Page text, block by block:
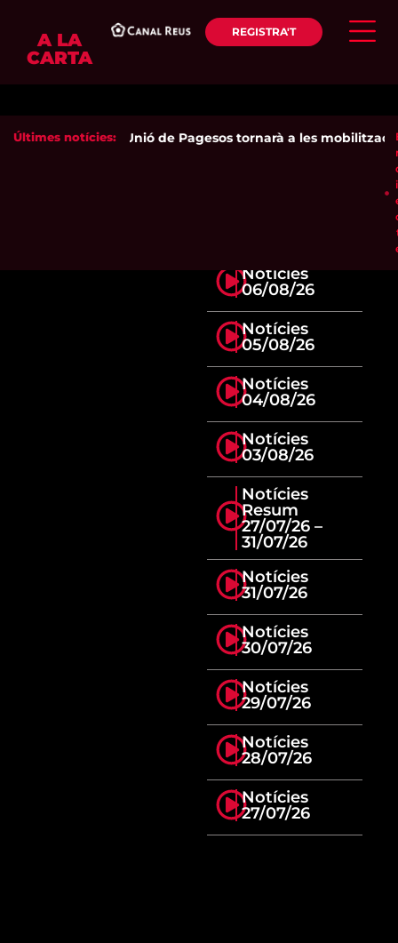
A LA
CARTA
REGISTRA'T
Últimes notícies:Unió de Pagesos tornarà a les
Notícies
06/08/26
Notícies
05/08/26
Notícies
04/08/26
Notícies
03/08/26
Notícies
Resum
27/07/26 –
31/07/26
Notícies
31/07/26
Notícies
30/07/26
Notícies
29/07/26
Notícies
28/07/26
Notícies
27/07/26